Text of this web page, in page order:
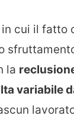
in cui il fatto
la
variabile